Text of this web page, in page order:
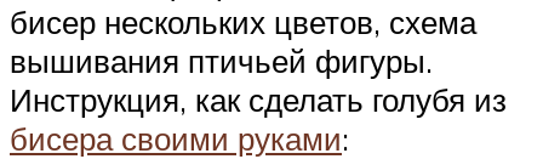
бисер нескольких цветов, схема
вышивания птичьей фигуры.
Инструкция, как сделать голубя из
бисера своими руками: